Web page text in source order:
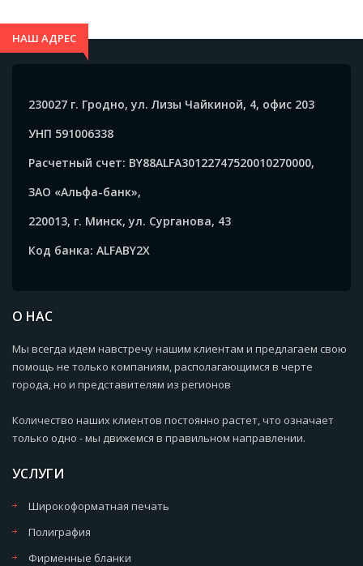
НАШ АДРЕС
230027 г. Гродно, ул. Лизы Чайкиной, 4, офис 203
УНП 591006338
Расчетный счет: BY88ALFA30122747520010270000,
ЗАО «Альфа-банк»,
220013, г. Минск, ул. Сурганова, 43
Код банка: ALFABY2X
О НАС
Мы всегда идем навстречу нашим клиентам и предлагаем свою
помощь не только компаниям, располагающимся в черте
города, но и представителям из регионов
Количество наших клиентов постоянно растет, что означает
только одно - мы движемся в правильном направлении.
УСЛУГИ
Широкоформатная печать
Полиграфия
Фирменные бланки